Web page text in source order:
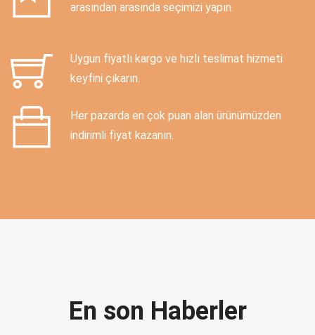
arasından arasında seçimizi yapın.
Uygun fiyatlı kargo ve hızlı teslimat hizmeti
keyfini çıkarın.
Her pazarda en çok puan alan ürünümüzden
indirimli fiyat kazanın.
En son Haberler